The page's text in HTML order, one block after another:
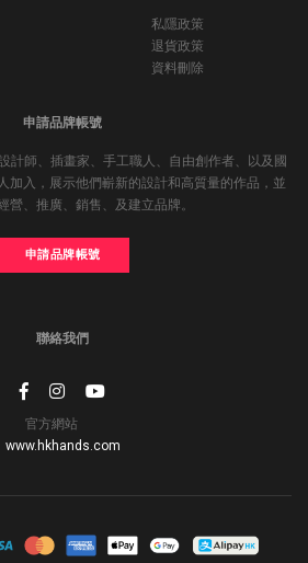
私隱政策
退貨政策
資料刪除
申請品牌帳號
計師、插畫家、手工職人、自由創作者、以及國
加入，展示他們嶄新的設計和高質量的作品，並
營、推廣、銷售、及建立品牌。
申請品牌帳號
聯絡我們
官方網站
www.hkhands.com